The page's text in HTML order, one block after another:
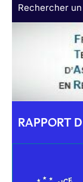
Rechercher
RAPPORT